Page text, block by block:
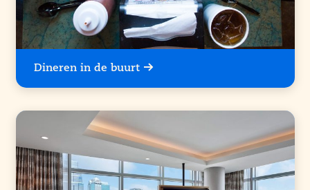
Dineren in de buurt